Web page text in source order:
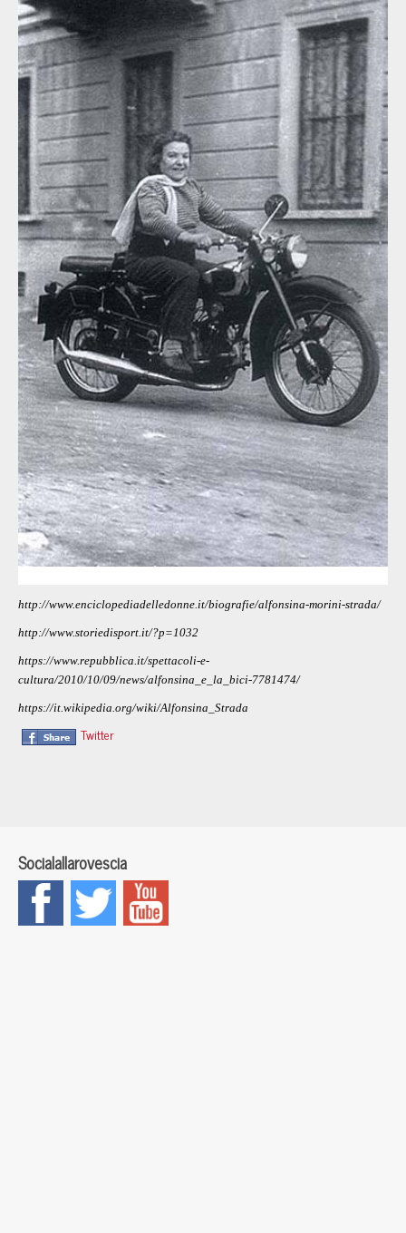
http://www.enciclopediadelledonne.it/biografie/alfonsina-morini-strada/
http://www.storiedisport.it/?p=1032
https://www.repubblica.it/spettacoli-e-
cultura/2010/10/09/news/alfonsina_e_la_bici-7781474/
https://it.wikipedia.org/wiki/Alfonsina_Strada
Twitter
Socialallarovescia